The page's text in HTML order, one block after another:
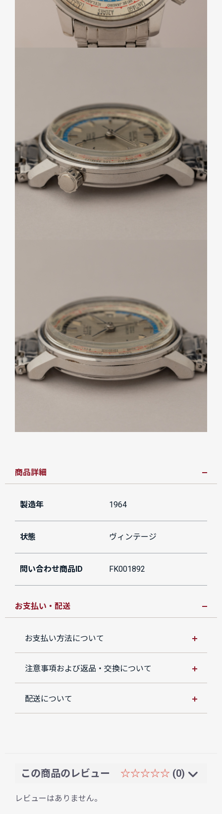
商品詳細
製造年 1964
状態 ヴィンテージ
問い合わせ商品ID FK001892
お支払い・配送
お支払い方法について
注意事項および返品・交換について
配送について
この商品のレビュー ☆☆☆☆☆ (0)
レビューはありません。